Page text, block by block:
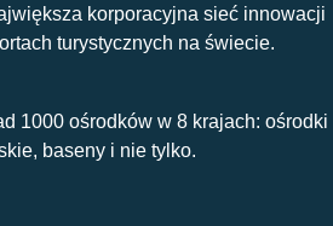
korporacyjna sieć innowacji
turystycznych na świecie.
1000 ośrodków w 8 krajach: ośrodki
baseny i nie tylko.